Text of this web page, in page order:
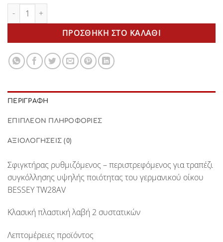
Welding clamp ρυθμιζόμενο - περιστρεφόμενο TW28AV
ΠΡΟΣΘΉΚΗ ΣΤΟ ΚΑΛΆΘΙ
ΠΕΡΙΓΡΑΦΉ
ΕΠΙΠΛΈΟΝ ΠΛΗΡΟΦΟΡΊΕΣ
ΑΞΙΟΛΟΓΉΣΕΙΣ (0)
Σφιγκτήρας ρυθμιζόμενος – περιστρεφόμενος για τραπέζι
συγκόλλησης υψηλής ποιότητας του γερμανικού οίκου
BESSEY TW28AV
Κλασική πλαστική λαβή 2 συστατικών
Λεπτομέρειες προϊόντος